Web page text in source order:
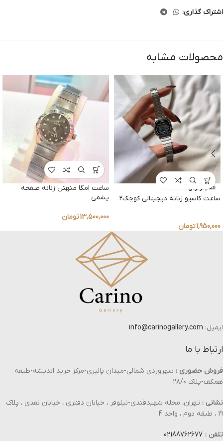
اشتراک گذاری:
محصولات مشابه
اتمام موجودی
ساعت کاسیو زنانه دیجیتالی کوچک2
1,950,000تومان
ساعت امگا منهتن زنانه صفحه
یشمی
13,500,000تومان
ایمیل: info@carinogallery.com
ارتباط با ما
فروش حضوری : سهروردی شمالی-میدان پالیزی-مرکز خرید اندیشه-طبقه
همکف-پلاک ۲۸/۰
نشانی : تهران، محله شهیدقندی-نیلوفر ، خیابان دفتری ، خیابان نقدی ، پلاک
19 ، طبقه دوم ، واحد 4
تلفن : 02188762677